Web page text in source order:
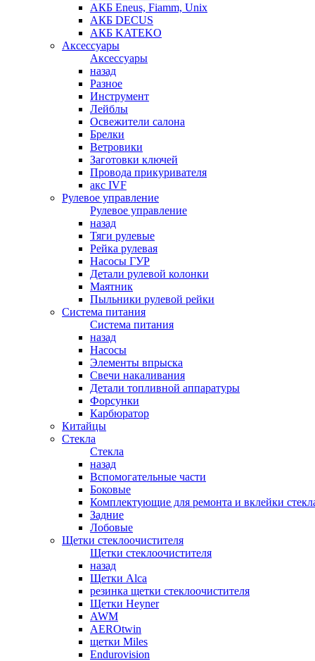
АКБ Eneus, Fiamm, Unix
АКБ DECUS
АКБ KATEKO
Аксессуары
Аксессуары
назад
Разное
Инструмент
Лейблы
Освежители салона
Брелки
Ветровики
Заготовки ключей
Провода прикуривателя
акс IVF
Рулевое управление
Рулевое управление
назад
Тяги рулевые
Рейка рулевая
Насосы ГУР
Детали рулевой колонки
Маятник
Пыльники рулевой рейки
Система питания
Система питания
назад
Насосы
Элементы впрыска
Свечи накаливания
Детали топливной аппаратуры
Форсунки
Карбюратор
Китайцы
Стекла
Стекла
назад
Вспомогательные части
Боковые
Комплектующие для ремонта и вклейки
Задние
Лобовые
Щетки стеклоочистителя
Щетки стеклоочистителя
назад
Щетки Alca
резинка щетки стеклоочистителя
Щетки Heyner
AWM
AEROtwin
щетки Miles
Endurovision